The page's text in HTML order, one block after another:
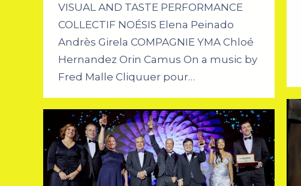
VISUAL AND TASTE PERFORMANCE
COLLECTIF NOÉSIS Elena Peinado
Andrès Girela COMPAGNIE YMA Chloé
Hernandez Orin Camus On a music by
Fred Malle Cliquuer pour…